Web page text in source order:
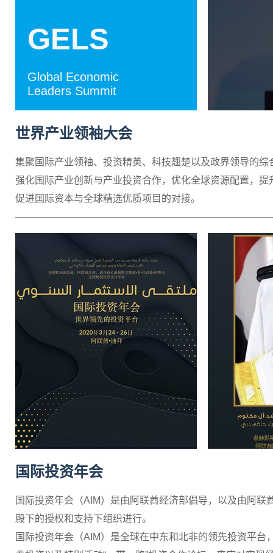
GELS
Global Economic
Leaders Summit
世界产业领袖大会
集聚国际产业领袖、投资精英、科技翘楚以及政界领导的综
强化国际产业创新与产业投资合作，优化全球资源配置，
促进国际资本与全球精选优质项目的对接。
国际投资年会
国际投资年会（AIM）是由阿联酋经济部倡导，以及由阿联
殿下的授权和支持下组织进行。
国际投资年会（AIM）是全球在中东和北非的领先投资平